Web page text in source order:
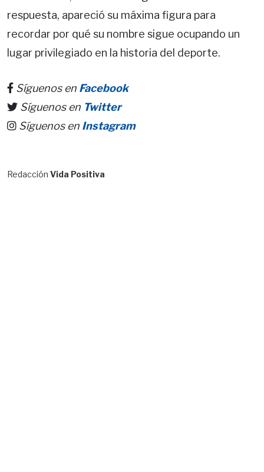
respuesta, apareció su máxima figura para
recordar por qué su nombre sigue ocupando un
lugar privilegiado en la historia del deporte.
Síguenos en Facebook
Síguenos en Twitter
Síguenos en Instagram
Redacción Vida Positiva